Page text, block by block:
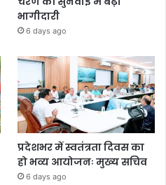
भागीदारी
6 days ago
प्रदेशभर में स्वतंत्रता दिवस का
हो भव्य आयोजनः मुख्य सचिव
6 days ago